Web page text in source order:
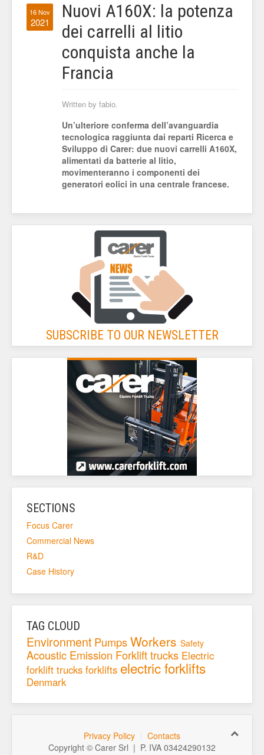
16 Nov
2021
Nuovi A160X: la potenza
dei carrelli al litio
conquista anche la
Francia
Written by fabio.
Un’ulteriore conferma dell’avanguardia
tecnologica raggiunta dai reparti Ricerca e
Sviluppo di Carer: due nuovi carrelli A160X,
alimentati da batterie al litio,
movimenteranno i componenti dei
generatori eolici in una centrale francese.
SUBSCRIBE TO OUR NEWSLETTER
SECTIONS
Focus Carer
Commercial News
R&D
Case History
TAG CLOUD
Environment PumpsWorkers Safety
Acoustic Emission Forklift trucks Electric
forklift trucks forklifts electric forklifts
Denmark
Privacy Policy
Contacts
Copyright © Carer Srl | P. IVA 03424290132